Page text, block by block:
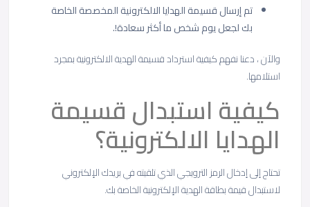
تم إرسال قسيمة الهدايا الالكترونية المخصصة الخاصة
بك لجعل يوم شخص ما أكثر سعادة!.
والآن ، دعنا نفهم كيفية استرداد قسيمة الهدية الالكترونية بمجرد
استلامها.
كيفية استبدال قسيمة
الهدايا الالكترونية؟
تحتاج إلى إدخال الرمز الترويجي الذي تلقيته في بريدك الإلكتروني
لاستبدال قيمة بطاقة الهدية الإلكترونية الخاصة بك.